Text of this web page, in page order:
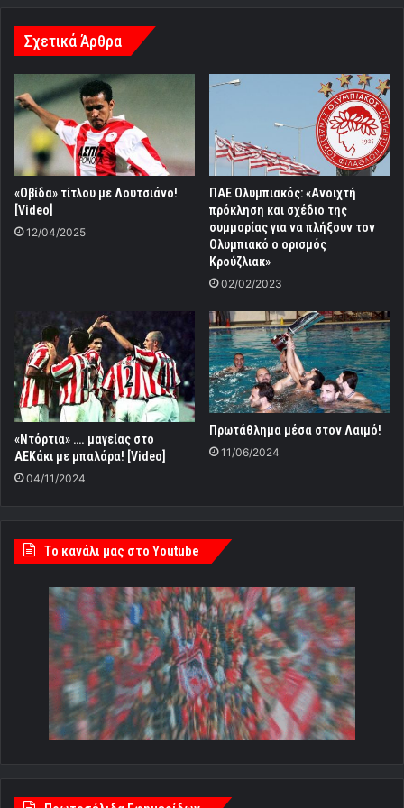
Σχετικά Άρθρα
«Οβίδα» τίτλου με Λουτσιάνo!
[Video]
12/04/2025
ΠΑΕ Ολυμπιακός: «Ανοιχτή
πρόκληση και σχέδιο της
συμμορίας για να πλήξουν τον
Ολυμπιακό o ορισμός
Κρούζλιακ»
02/02/2023
«Ντόρτια» …. μαγείας στο
ΑΕΚάκι με μπαλάρα! [Video]
04/11/2024
Πρωτάθλημα μέσα στον Λαιμό!
11/06/2024
Tο κανάλι μας στο Youtube